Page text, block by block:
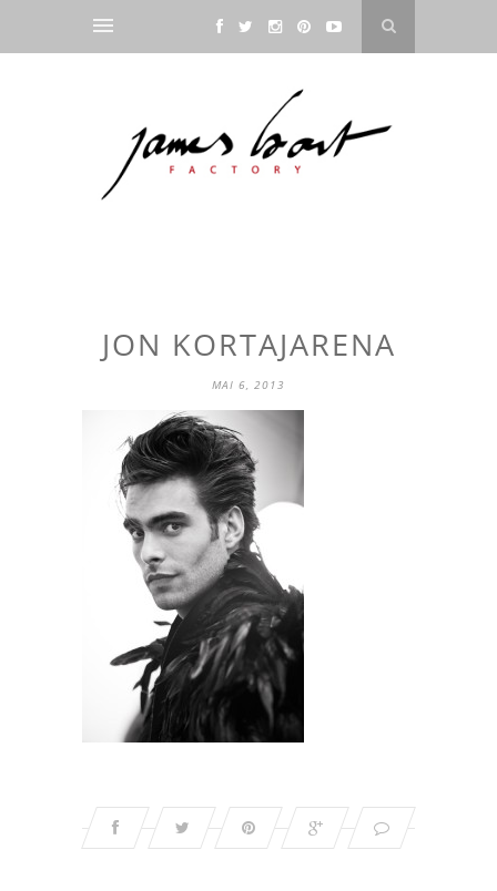
JON KORTAJARENA
MAI 6, 2013